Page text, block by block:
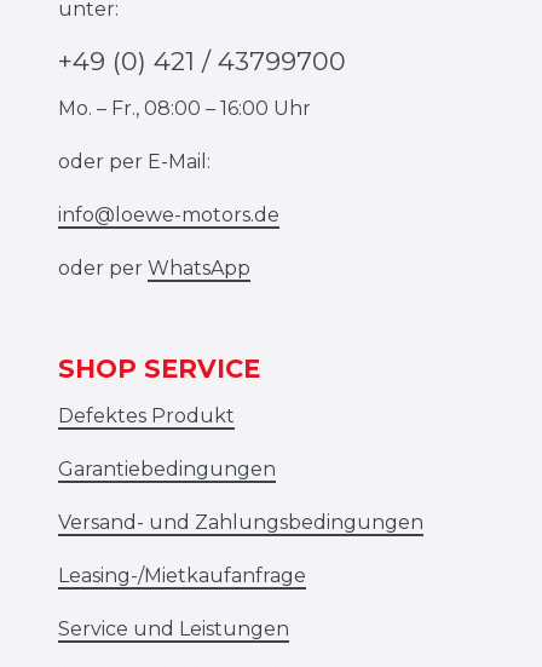
unter:
+49 (0) 421 / 43799700
Mo. – Fr., 08:00 – 16:00 Uhr
oder per E-Mail:
info@loewe-motors.de
oder per WhatsApp
SHOP SERVICE
Defektes Produkt
Garantiebedingungen
Versand- und Zahlungsbedingungen
Leasing-/Mietkaufanfrage
Service und Leistungen